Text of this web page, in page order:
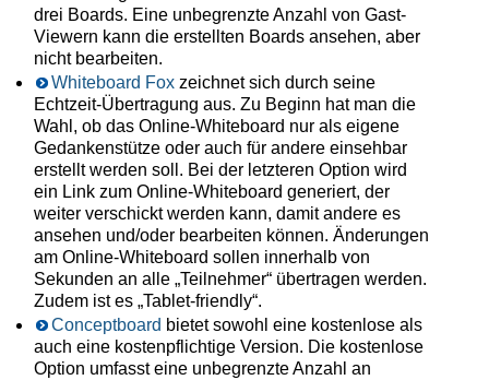
drei Boards. Eine unbegrenzte Anzahl von Gast-
Viewern kann die erstellten Boards ansehen, aber
nicht bearbeiten.
Whiteboard Foxzeichnet sich durch seine
Echtzeit-Übertragung aus. Zu Beginn hat man die
Wahl, ob das Online-Whiteboard nur als eigene
Gedankenstütze oder auch für andere einsehbar
erstellt werden soll. Bei der letzteren Option wird
ein Link zum Online-Whiteboard generiert, der
weiter verschickt werden kann, damit andere es
ansehen und/oder bearbeiten können. Änderungen
am Online-Whiteboard sollen innerhalb von
Sekunden an alle „Teilnehmer“ übertragen werden.
Zudem ist es „Tablet-friendly“.
Conceptboard bietet sowohl eine kostenlose als
auch eine kostenpflichtige Version. Die kostenlose
Option umfasst eine unbegrenzte Anzahl an